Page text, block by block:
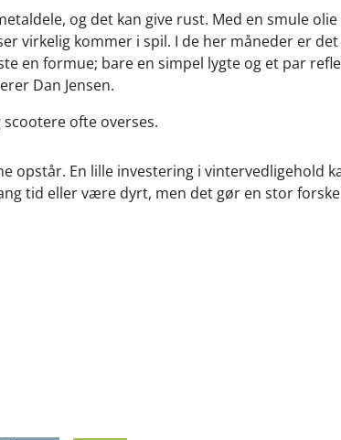
og det kan give rust. Med en smule
virkelig kommer i spil. I de her måneder er
en formue; bare en simpel lygte og et par
Dan Jensen.
ofte overses.
opstår. En lille investering i vintervedligehold
tid eller være dyrt, men det gør en stor